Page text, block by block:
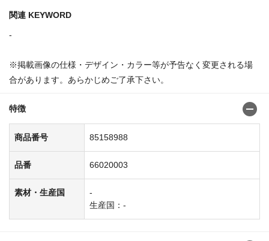
関連 KEYWORD
-
※掲載画像の仕様・デザイン・カラー等が予告なく変更される場
合があります。あらかじめご了承下さい。
特徴
商品番号 85158988
品番 66020003
素材・生産国
-
生産国：-